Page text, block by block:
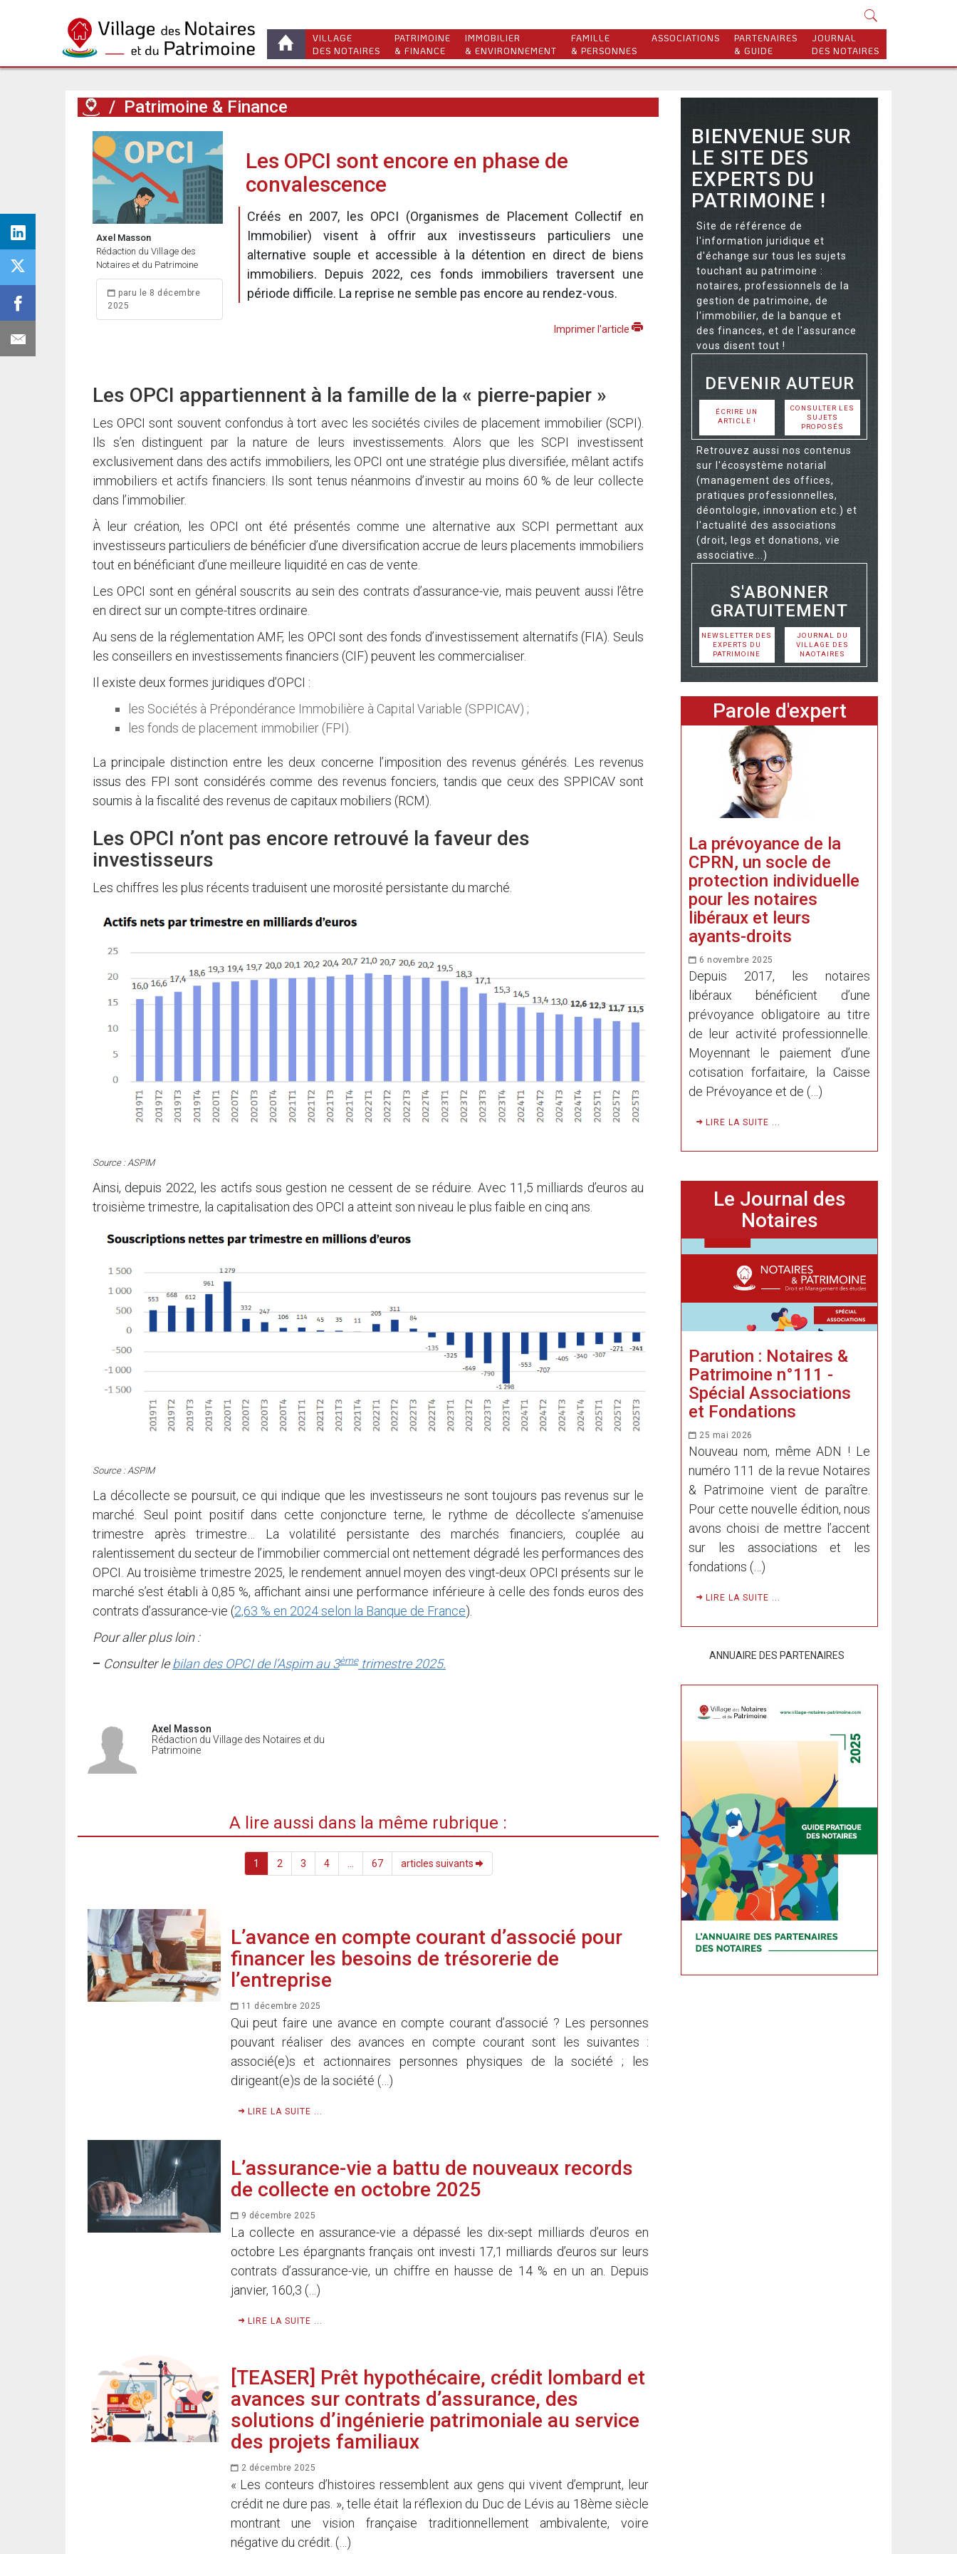
VILLAGE
DES NOTAIRES
PATRIMOINE
& FINANCE
IMMOBILIER
& ENVIRONNEMENT
FAMILLE
& PERSONNES
ASSOCIATIONS
PARTENAIRES
& GUIDE
JOURNAL
DES NOTAIRES
/ Patrimoine & Finance
Axel Masson
Rédaction du Village des
Notaires et du Patrimoine
paru le 8 décembre
2025
Les OPCI sont encore en phase de
convalescence
Créés en 2007, les OPCI (Organismes de Placement Collectif en
Immobilier) visent à offrir aux investisseurs particuliers une
alternative souple et accessible à la détention en direct de biens
immobiliers. Depuis 2022, ces fonds immobiliers traversent une
période difficile. La reprise ne semble pas encore au rendez-vous.
Imprimer l'article
Les OPCI appartiennent à la famille de la « pierre-papier »
Les OPCI sont souvent confondus à tort avec les sociétés civiles de placement immobilier (SCPI).
Ils s’en distinguent par la nature de leurs investissements. Alors que les SCPI investissent
exclusivement dans des actifs immobiliers, les OPCI ont une stratégie plus diversifiée, mêlant actifs
immobiliers et actifs financiers. Ils sont tenus néanmoins d’investir au moins 60 % de leur collecte
dans l’immobilier.
À leur création, les OPCI ont été présentés comme une alternative aux SCPI permettant aux
investisseurs particuliers de bénéficier d’une diversification accrue de leurs placements immobiliers
tout en bénéficiant d’une meilleure liquidité en cas de vente.
Les OPCI sont en général souscrits au sein des contrats d’assurance-vie, mais peuvent aussi l’être
en direct sur un compte-titres ordinaire.
Au sens de la réglementation AMF, les OPCI sont des fonds d’investissement alternatifs (FIA). Seuls
les conseillers en investissements financiers (CIF) peuvent les commercialiser.
Il existe deux formes juridiques d’OPCI :
les Sociétés à Prépondérance Immobilière à Capital Variable (SPPICAV) ;
les fonds de placement immobilier (FPI).
La principale distinction entre les deux concerne l’imposition des revenus générés. Les revenus
issus des FPI sont considérés comme des revenus fonciers, tandis que ceux des SPPICAV sont
soumis à la fiscalité des revenus de capitaux mobiliers (RCM).
Les OPCI n’ont pas encore retrouvé la faveur des
investisseurs
Les chiffres les plus récents traduisent une morosité persistante du marché.
Source : ASPIM
Ainsi, depuis 2022, les actifs sous gestion ne cessent de se réduire. Avec 11,5 milliards d’euros au
troisième trimestre, la capitalisation des OPCI a atteint son niveau le plus faible en cinq ans.
Source : ASPIM
La décollecte se poursuit, ce qui indique que les investisseurs ne sont toujours pas revenus sur le
marché. Seul point positif dans cette conjoncture terne, le rythme de décollecte s’amenuise
trimestre après trimestre… La volatilité persistante des marchés financiers, couplée au
ralentissement du secteur de l’immobilier commercial ont nettement dégradé les performances des
OPCI. Au troisième trimestre 2025, le rendement annuel moyen des vingt-deux OPCI présents sur le
marché s’est établi à 0,85 %, affichant ainsi une performance inférieure à celle des fonds euros des
contrats d’assurance-vie (2,63 % en 2024 selon la Banque de France).
Pour aller plus loin :
– Consulter lebilan des OPCI de l’Aspim au 3èmetrimestre 2025.
Axel Masson
Rédaction du Village des Notaires et du
Patrimoine
A lire aussi dans la même rubrique :
1 2 3 4 ... 67 articles suivants
L’avance en compte courant d’associé pour
financer les besoins de trésorerie de
l’entreprise
11 décembre 2025
Qui peut faire une avance en compte courant d’associé ? Les personnes
pouvant réaliser des avances en compte courant sont les suivantes :
associé(e)s et actionnaires personnes physiques de la société ; les
dirigeant(e)s de la société (…)
LIRE LA SUITE ...
L’assurance-vie a battu de nouveaux records
de collecte en octobre 2025
9 décembre 2025
La collecte en assurance-vie a dépassé les dix-sept milliards d’euros en
octobre Les épargnants français ont investi 17,1 milliards d’euros sur leurs
contrats d’assurance-vie, un chiffre en hausse de 14 % en un an. Depuis
janvier, 160,3 (…)
LIRE LA SUITE ...
[TEASER] Prêt hypothécaire, crédit lombard et
avances sur contrats d’assurance, des
solutions d’ingénierie patrimoniale au service
des projets familiaux
2 décembre 2025
« Les conteurs d’histoires ressemblent aux gens qui vivent d’emprunt, leur
crédit ne dure pas. », telle était la réflexion du Duc de Lévis au 18ème siècle
montrant une vision française traditionnellement ambivalente, voire
négative du crédit. (…)
BIENVENUE SUR
LE SITE DES
EXPERTS DU
PATRIMOINE !
Site de référence de
l'information juridique et
d'échange sur tous les sujets
touchant au patrimoine :
notaires, professionnels de la
gestion de patrimoine, de
l'immobilier, de la banque et
des finances, et de l'assurance
vous disent tout !
DEVENIR AUTEUR
ÉCRIRE UN
ARTICLE !
CONSULTER LES
SUJETS
PROPOSÉS
Retrouvez aussi nos contenus
sur l'écosystème notarial
(management des offices,
pratiques professionnelles,
déontologie, innovation etc.) et
l'actualité des associations
(droit, legs et donations, vie
associative...)
S'ABONNER
GRATUITEMENT
NEWSLETTER DES
EXPERTS DU
PATRIMOINE
JOURNAL DU
VILLAGE DES
NAOTAIRES
Parole d'expert
La prévoyance de la
CPRN, un socle de
protection individuelle
pour les notaires
libéraux et leurs
ayants-droits
6 novembre 2025
Depuis 2017, les notaires
libéraux bénéficient d’une
prévoyance obligatoire au titre
de leur activité professionnelle.
Moyennant le paiement d’une
cotisation forfaitaire, la Caisse
de Prévoyance et de (…)
LIRE LA SUITE ...
Le Journal des
Notaires
Parution : Notaires &
Patrimoine n°111 -
Spécial Associations
et Fondations
25 mai 2026
Nouveau nom, même ADN ! Le
numéro 111 de la revue Notaires
& Patrimoine vient de paraître.
Pour cette nouvelle édition, nous
avons choisi de mettre l’accent
sur les associations et les
fondations (…)
LIRE LA SUITE ...
ANNUAIRE DES PARTENAIRES